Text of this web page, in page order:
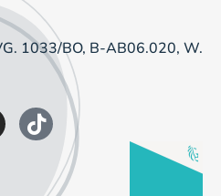
1033/BO, B-AB06.020, W.